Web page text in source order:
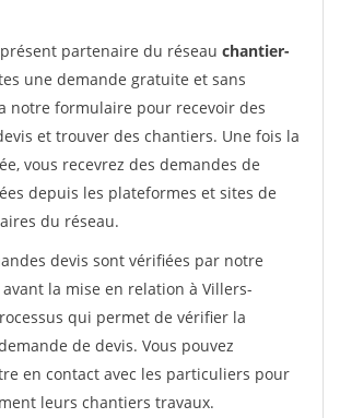
partenaire du réseau chantier-
une demande gratuite et sans
notre formulaire pour recevoir des
et trouver des chantiers. Une fois la
vous recevrez des demandes de
depuis les plateformes et sites de
du réseau.
devis sont vérifiées par notre
la mise en relation à Villers-
qui permet de vérifier la
de devis. Vous pouvez
en contact avec les particuliers pour
leurs chantiers travaux.